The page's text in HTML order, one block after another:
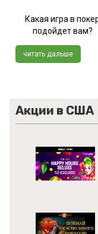
Какая игра в
подойдет вам?
читать дальше
Акции в США